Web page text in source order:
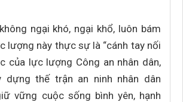
ngại khó, ngại khổ, luôn bám
lượng này thực sự là “cánh tay nối
của lực lượng Công an nhân dân,
dựng thế trận an ninh nhân dân
vững cuộc sống bình yên, hạnh